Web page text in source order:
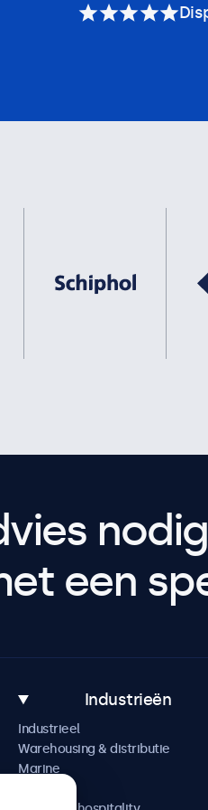
een
Industrieën
Industrieel
Warehousing & distributie
Marine